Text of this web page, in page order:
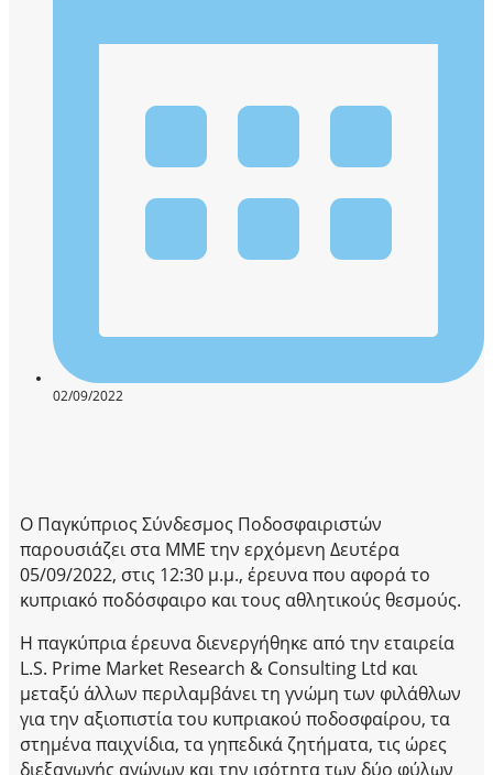
02/09/2022
Ο Παγκύπριος Σύνδεσμος Ποδοσφαιριστών
παρουσιάζει στα ΜΜΕ την ερχόμενη Δευτέρα
05/09/2022, στις 12:30 μ.μ., έρευνα που αφορά το
κυπριακό ποδόσφαιρο και τους αθλητικούς θεσμούς.
Η παγκύπρια έρευνα διενεργήθηκε από την εταιρεία
L.S. Prime Market Research & Consulting Ltd και
μεταξύ άλλων περιλαμβάνει τη γνώμη των φιλάθλων
για την αξιοπιστία του κυπριακού ποδοσφαίρου, τα
στημένα παιχνίδια, τα γηπεδικά ζητήματα, τις ώρες
διεξαγωγής αγώνων και την ισότητα των δύο φύλων